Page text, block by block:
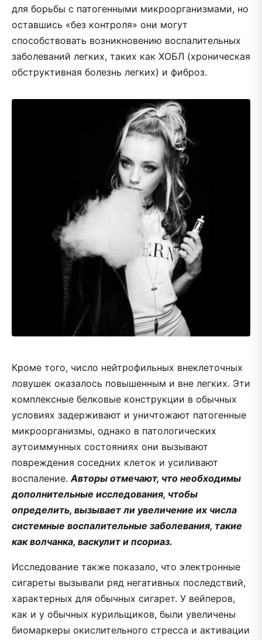
для борьбы с патогенными микроорганизмами, но
оставшись «без контроля» они могут
способствовать возникновению воспалительных
заболеваний легких, таких как ХОБЛ (хроническая
обструктивная болезнь легких) и фиброз.
Кроме того, число нейтрофильных внеклеточных
ловушек оказалось повышенным и вне легких. Эти
комплексные белковые конструкции в обычных
условиях задерживают и уничтожают патогенные
микроорганизмы, однако в патологических
аутоиммунных состояниях они вызывают
повреждения соседних клеток и усиливают
воспаление. Авторы отмечают, что необходимы
дополнительные исследования, чтобы
определить, вызывает ли увеличение их числа
системные воспалительные заболевания, такие
как волчанка, васкулит и псориаз.
Исследование также показало, что электронные
сигареты вызывали ряд негативных последствий,
характерных для обычных сигарет. У вейперов,
как и у обычных курильщиков, были увеличены
биомаркеры окислительного стресса и активации